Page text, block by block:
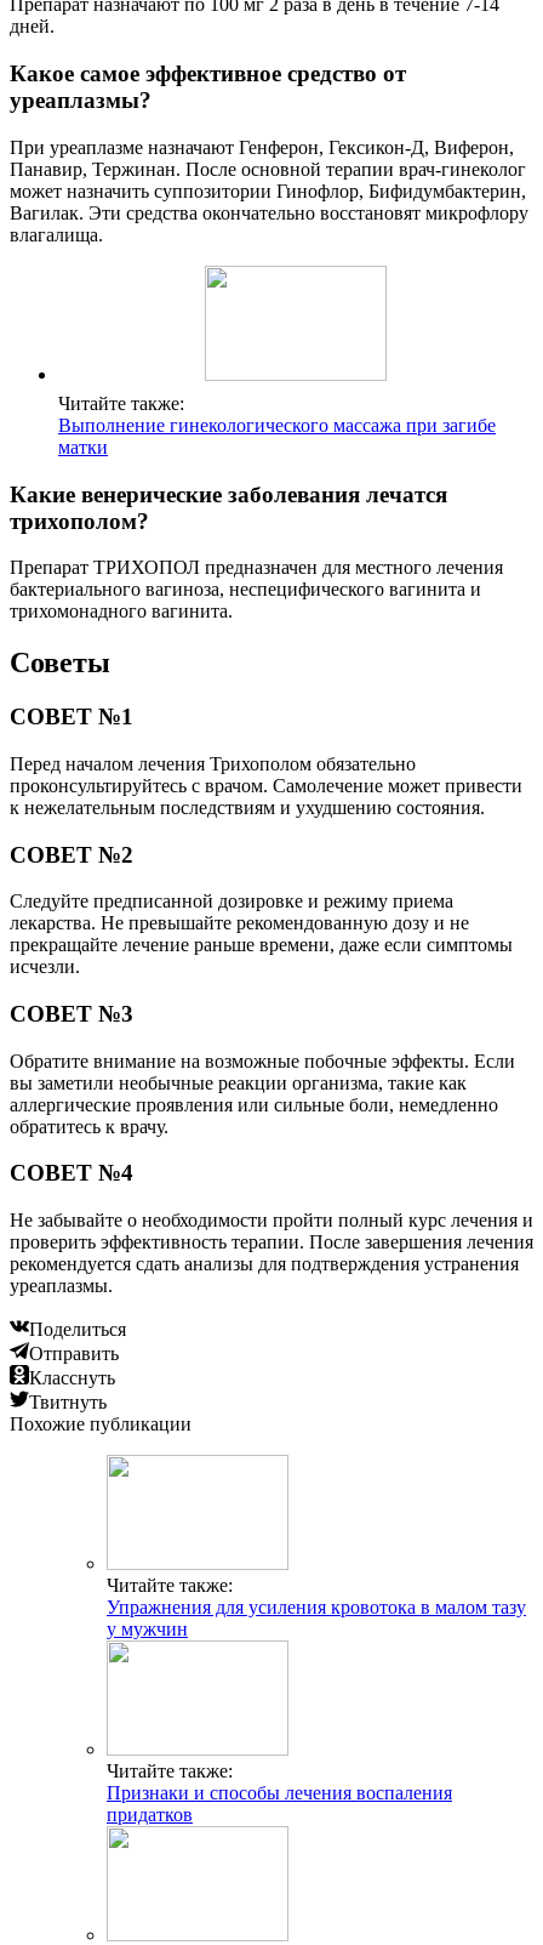
Препарат назначают по 100 мг 2 раза в день в течение 7-14
дней.
Какое самое эффективное средство от
уреаплазмы?
При уреаплазме назначают Генферон, Гексикон-Д, Виферон,
Панавир, Тержинан. После основной терапии врач-гинеколог
может назначить суппозитории Гинофлор, Бифидумбактерин,
Вагилак. Эти средства окончательно восстановят микрофлору
влагалища.
Читайте также:
Выполнение гинекологического массажа при загибе
матки
Какие венерические заболевания лечатся
трихополом?
Препарат ТРИХОПОЛ предназначен для местного лечения
бактериального вагиноза, неспецифического вагинита и
трихомонадного вагинита.
Советы
СОВЕТ №1
Перед началом лечения Трихополом обязательно
проконсультируйтесь с врачом. Самолечение может привести
к нежелательным последствиям и ухудшению состояния.
СОВЕТ №2
Следуйте предписанной дозировке и режиму приема
лекарства. Не превышайте рекомендованную дозу и не
прекращайте лечение раньше времени, даже если симптомы
исчезли.
СОВЕТ №3
Обратите внимание на возможные побочные эффекты. Если
вы заметили необычные реакции организма, такие как
аллергические проявления или сильные боли, немедленно
обратитесь к врачу.
СОВЕТ №4
Не забывайте о необходимости пройти полный курс лечения и
проверить эффективность терапии. После завершения лечения
рекомендуется сдать анализы для подтверждения устранения
уреаплазмы.
Поделиться
Отправить
Класснуть
Твитнуть
Похожие публикации
Читайте также:
Упражнения для усиления кровотока в малом тазу
у мужчин
Читайте также:
Признаки и способы лечения воспаления
придатков